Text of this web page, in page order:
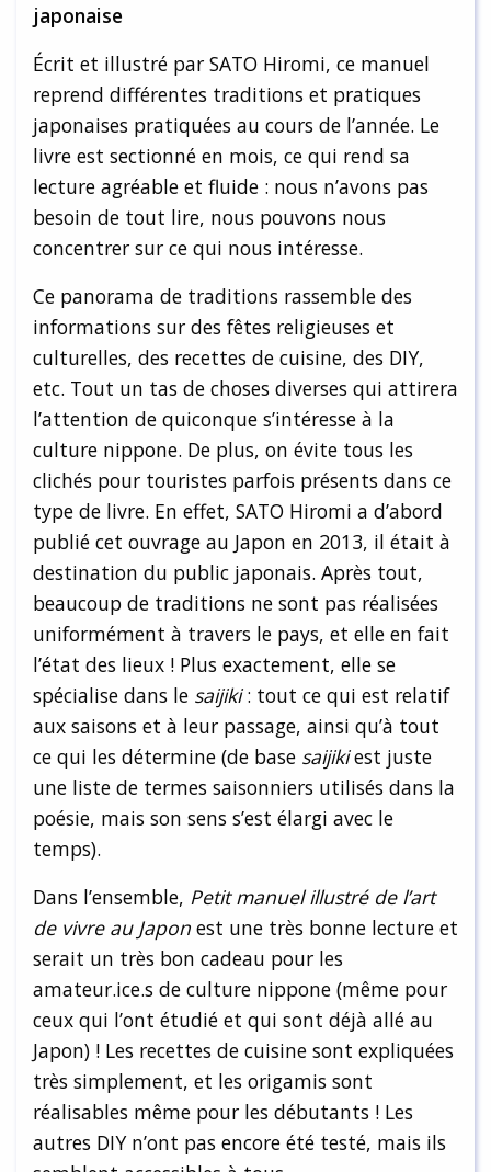
japonaise
Écrit et illustré par SATO Hiromi, ce manuel
reprend différentes traditions et pratiques
japonaises pratiquées au cours de l’année. Le
livre est sectionné en mois, ce qui rend sa
lecture agréable et fluide : nous n’avons pas
besoin de tout lire, nous pouvons nous
concentrer sur ce qui nous intéresse.
Ce panorama de traditions rassemble des
informations sur des fêtes religieuses et
culturelles, des recettes de cuisine, des DIY,
etc. Tout un tas de choses diverses qui attirera
l’attention de quiconque s’intéresse à la
culture nippone. De plus, on évite tous les
clichés pour touristes parfois présents dans ce
type de livre. En effet, SATO Hiromi a d’abord
publié cet ouvrage au Japon en 2013, il était à
destination du public japonais. Après tout,
beaucoup de traditions ne sont pas réalisées
uniformément à travers le pays, et elle en fait
l’état des lieux ! Plus exactement, elle se
spécialise dans le saijiki: tout ce qui est relatif
aux saisons et à leur passage, ainsi qu’à tout
ce qui les détermine (de base saijikiest juste
une liste de termes saisonniers utilisés dans la
poésie, mais son sens s’est élargi avec le
temps).
Dans l’ensemble, Petit manuel illustré de l’art
de vivre au Japon est une très bonne lecture et
serait un très bon cadeau pour les
amateur.ice.s de culture nippone (même pour
ceux qui l’ont étudié et qui sont déjà allé au
Japon) ! Les recettes de cuisine sont expliquées
très simplement, et les origamis sont
réalisables même pour les débutants ! Les
autres DIY n’ont pas encore été testé, mais ils